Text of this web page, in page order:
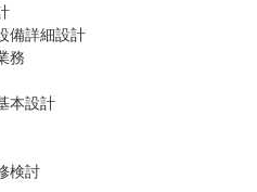
備詳細設計
務
本設計
検討